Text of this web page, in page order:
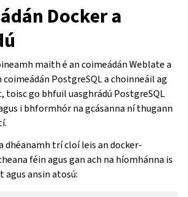
Docker a
maith é an coimeádán Weblate a
coimeádán PostgreSQL a choinneáil ag
toisc go bhfuil uasghrádú PostgreSQL
i bhformhór na gcásanna ní thugann
dhéanamh trí cloí leis an docker-
féin agus gan ach na híomhánna is
agus ansin atosú: